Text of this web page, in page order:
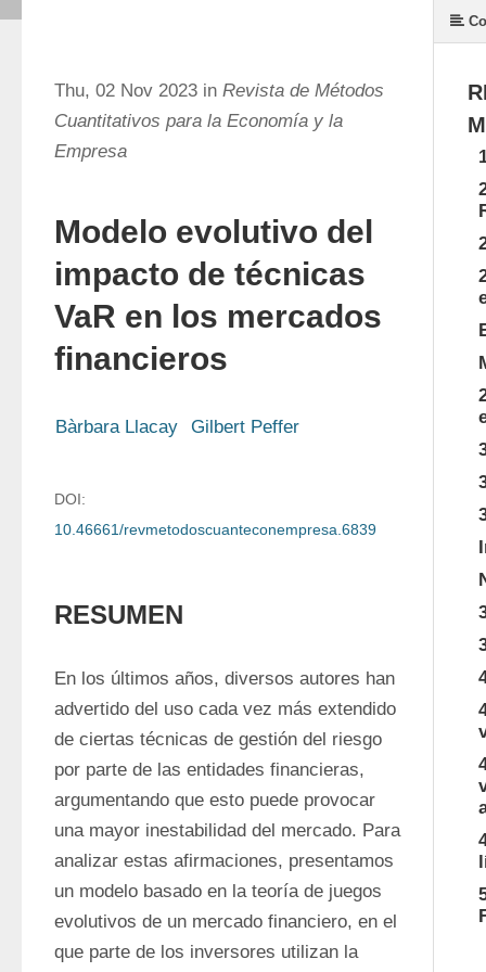
Thu, 02 Nov 2023 in Revista de Métodos
Cuantitativos para la Economía y la
Empresa
Modelo evolutivo del
impacto de técnicas
VaR en los mercados
financieros
Bàrbara Llacay Gilbert Peffer
DOI:
10.46661/revmetodoscuanteconempresa.6839
RESUMEN
En los últimos años, diversos autores han
advertido del uso cada vez más extendido
de ciertas técnicas de gestión del riesgo
por parte de las entidades financieras,
argumentando que esto puede provocar
una mayor inestabilidad del mercado. Para
analizar estas afirmaciones, presentamos
un modelo basado en la teoría de juegos
evolutivos de un mercado financiero, en el
que parte de los inversores utilizan la